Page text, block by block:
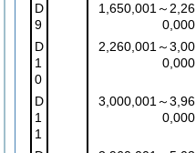
D
9
1,650,001～2,26
0,000
D
1
0
2,260,001～3,00
0,000
D
1
1
3,000,001～3,96
0,000